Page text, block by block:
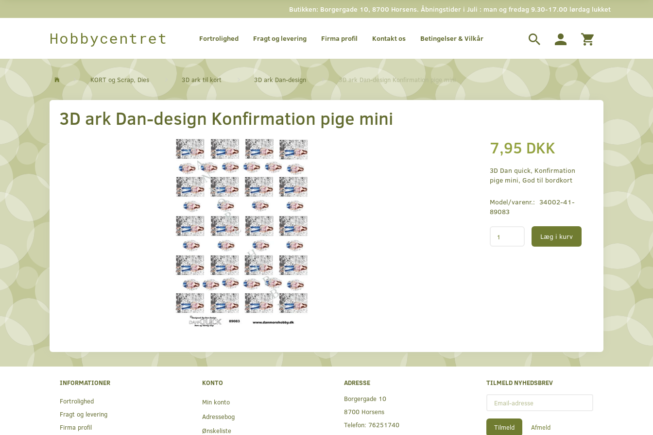
Butikken: Borgergade 10, 8700 Horsens. Åbningstider i Juli : man og fredag 9.30-17.00 lørdag lukket
Hobbycentret Fortrolighed Fragt og levering Firma profil Kontakt os Betingelser & Vilkår
KORT og Scrap, Dies 3D ark til kort 3D ark Dan-design 3D ark Dan-design Konfirmation pige mini
3D ark Dan-design Konfirmation pige mini
7,95 DKK
3D Dan quick, Konfirmation
pige mini, God til bordkort
Model/varenr.: 34002-41-
89083
Læg i kurv
INFORMATIONER
Fortrolighed
Fragt og levering
Firma profil
KONTO
Min konto
Adressebog
Ønskeliste
ADRESSE
Borgergade 10
8700 Horsens
Telefon: 76251740
TILMELD NYHEDSBREV
adresse
Tilmeld Afmeld